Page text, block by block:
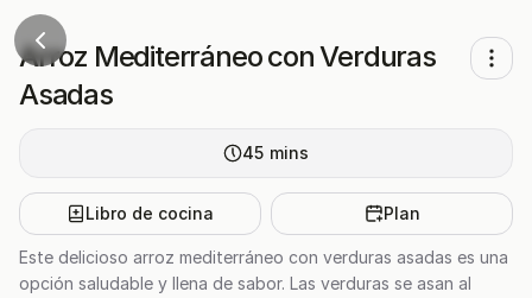
Arroz Mediterráneo con Verduras
Asadas
45 mins
Libro de cocina Plan
Este delicioso arroz mediterráneo con verduras asadas es una
opción saludable y llena de sabor. Las verduras se asan al